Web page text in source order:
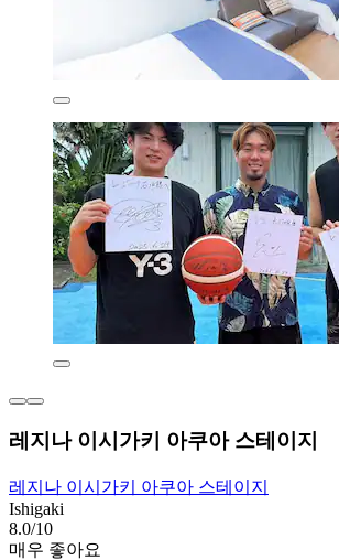
레지나 이시가키 아쿠아 스테이지
레지나 이시가키 아쿠아 스테이지
Ishigaki
8.0/10
매우 좋아요